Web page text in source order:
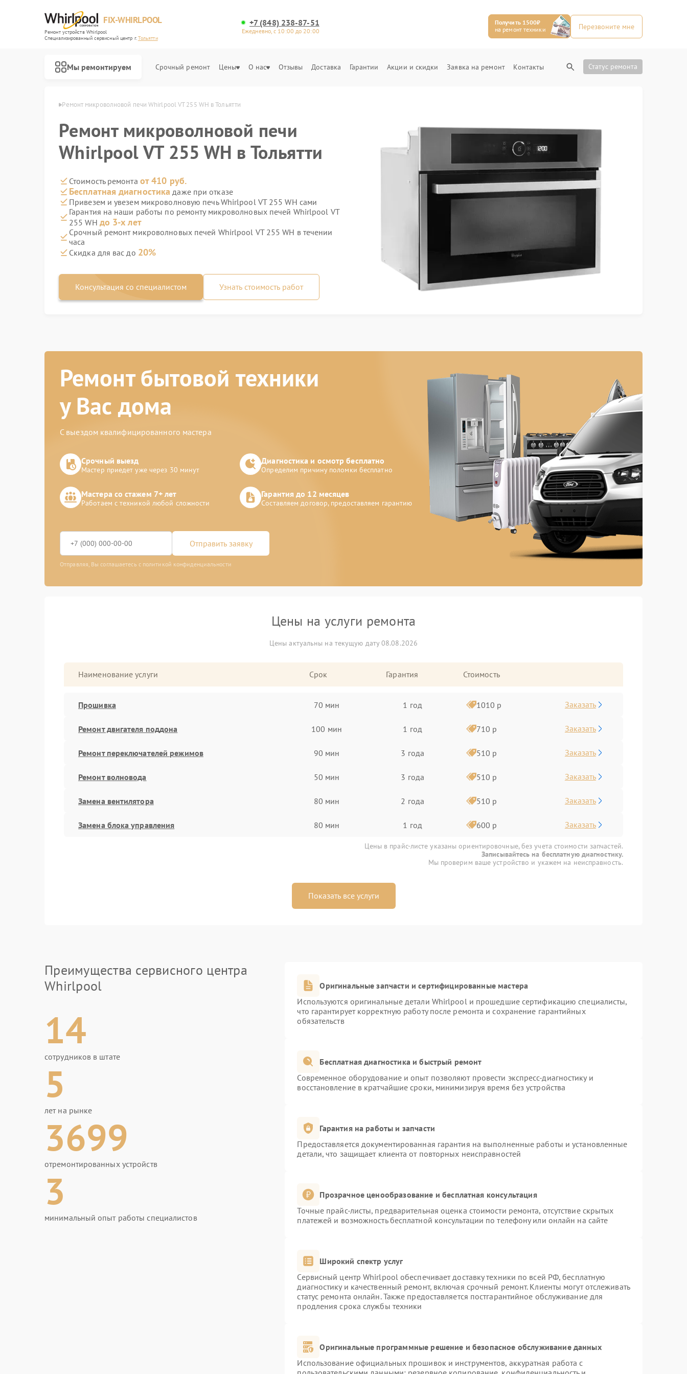
FIX-WHIRLPOOL
Ремонт устройств Whirlpool
Специализированный cервисный центр г.Тольятти
+7 (848) 238-87-51
Ежедневно, с 10:00 до 20:00
Получить 1500₽
на ремонт техники
Перезвоните мне
Мы ремонтируем Срочный ремонт Цены О нас Отзывы Доставка Гарантии Акции и скидки Заявка на ремонт Контакты Статус ремонта
в Тольятти Ремонт микроволновой печи Whirlpool VT 255 WH в Тольятти
Ремонт микроволновой печи
Whirlpool VT 255 WH в Тольятти
Стоимость ремонта от 410 руб.
Бесплатная диагностика даже при отказе
Привезем и увезем микроволновую печь Whirlpool VT 255 WH сами
Гарантия на наши работы по ремонту микроволновых печей Whirlpool VT
255 WH до 3-х лет
Срочный ремонт микроволновых печей Whirlpool VT 255 WH в течении
часа
Скидка для вас до 20%
Консультация со специалистом Узнать стоимость работ
Ремонт бытовой техники
у Вас дома
С выездом квалифицированного мастера
Срочный выезд
Мастер приедет уже через 30 минут
Диагностика и осмотр бесплатно
Определим причину поломки бесплатно
Мастера со стажем 7+ лет
Работаем с техникой любой сложности
Гарантия до 12 месяцев
Составляем договор, предоставляем гарантию
Отправить заявку
Отправляя, Вы соглашаетесь с политикой конфиденциальности
Цены на услуги ремонта
Цены актуальны на текущую дату 08.08.2026
Наименование услуги Срок Гарантия Стоимость
Прошивка 70 мин 1 год 1010 р Заказать
Ремонт двигателя поддона 100 мин 1 год 710 р Заказать
Ремонт переключателей режимов 90 мин 3 года 510 р Заказать
Ремонт волновода 50 мин 3 года 510 р Заказать
Замена вентилятора 80 мин 2 года 510 р Заказать
Замена блока управления 80 мин 1 год 600 р Заказать
Цены в прайс-листе указаны ориентировочные, без учета стоимости запчастей.
Записывайтесь на бесплатную диагностику.
Мы проверим ваше устройство и укажем на неисправность.
Показать все услуги
Преимущества сервисного центра
Whirlpool
14
сотрудников в штате
5
лет на рынке
3699
отремонтированных устройств
3
минимальный опыт работы специалистов
Оригинальные запчасти и сертифицированные мастера
Используются оригинальные детали Whirlpool и прошедшие сертификацию специалисты,
что гарантирует корректную работу после ремонта и сохранение гарантийных
обязательств
Бесплатная диагностика и быстрый ремонт
Современное оборудование и опыт позволяют провести экспресс-диагностику и
восстановление в кратчайшие сроки, минимизируя время без устройства
Гарантия на работы и запчасти
Предоставляется документированная гарантия на выполненные работы и установленные
детали, что защищает клиента от повторных неисправностей
Прозрачное ценообразование и бесплатная консультация
Точные прайс-листы, предварительная оценка стоимости ремонта, отсутствие скрытых
платежей и возможность бесплатной консультации по телефону или онлайн на сайте
Широкий спектр услуг
Сервисный центр Whirlpool обеспечивает доставку техники по всей РФ, бесплатную
диагностику и качественный ремонт, включая срочный ремонт. Клиенты могут отслеживать
статус ремонта онлайн. Также предоставляется постгарантийное обслуживание для
продления срока службы техники
Оригинальные программные решение и безопасное обслуживание данных
Использование официальных прошивок и инструментов, аккуратная работа с